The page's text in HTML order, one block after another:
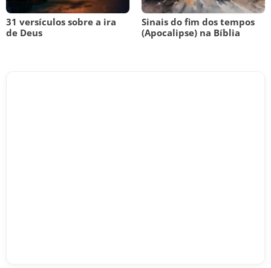
31 versículos sobre a ira
de Deus
Sinais do fim dos tempos
(Apocalipse) na Bíblia